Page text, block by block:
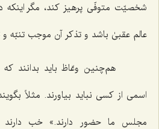
شخصیّت متوفّی پرهیز کند، مگر
عالم عقبیٰ باشد و تذکر آن موجب تنبّه
هم‌چنین وعّاظ باید بدانند
اسمی از کسی نباید بیاورند. مثلاً
مجلس ما حضور دارند.» خب دارند